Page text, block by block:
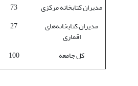
مدیران کتابخانه مرکزی
73
مدیران کتابخانه‌های
اقماری
27
کل جامعه 100